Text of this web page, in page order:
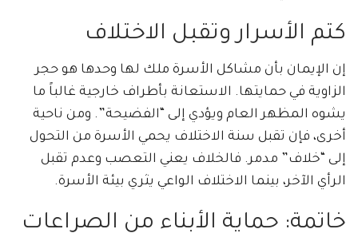
كتم الأسرار وتقبل الاختلاف
إن الإيمان بأن مشاكل الأسرة ملك لها وحدها هو حجر
الزاوية في حمايتها. الاستعانة بأطراف خارجية غالباً ما
يشوه المظهر العام ويؤدي إلى “الفضيحة”. ومن ناحية
أخرى، فإن تقبل سنة الاختلاف يحمي الأسرة من التحول
إلى “خلاف” مدمر. فالخلاف يعني التعصب وعدم تقبل
الرأي الآخر، بينما الاختلاف الواعي يثري بيئة الأسرة.
خاتمة: حماية الأبناء من الصراعات